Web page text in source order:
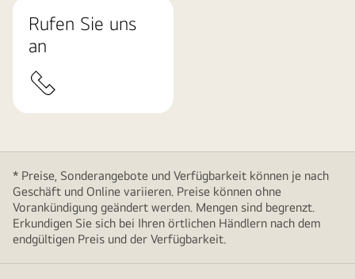
Rufen Sie uns
an
* Preise, Sonderangebote und Verfügbarkeit können je nach
Geschäft und Online variieren. Preise können ohne
Vorankündigung geändert werden. Mengen sind begrenzt.
Erkundigen Sie sich bei Ihren örtlichen Händlern nach dem
endgültigen Preis und der Verfügbarkeit.